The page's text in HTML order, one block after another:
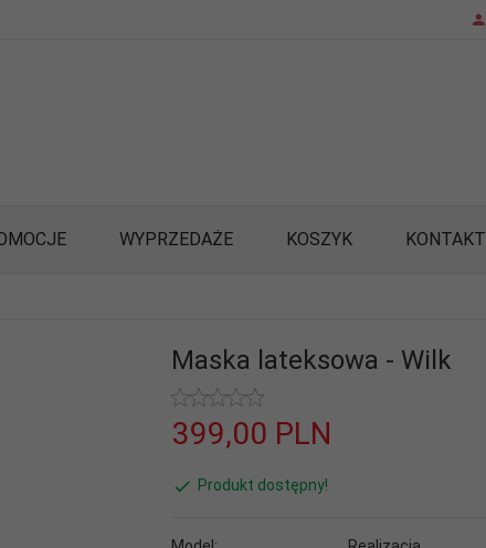
WYPRZEDAŻE KOSZYK KONTAKT
Maska lateksowa - Wilk
399,00 PLN
Produkt dostępny!